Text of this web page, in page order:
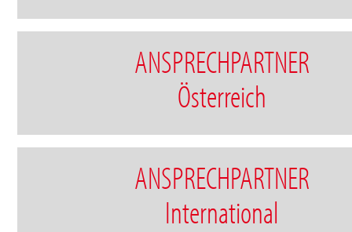
ANSPRECHPARTNER
Österreich
ANSPRECHPARTNER
International